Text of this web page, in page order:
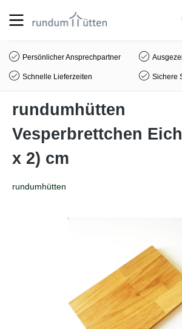
springen
Persönlicher Ansprechpartner
Schnelle Lieferzeiten Sichere
rundumhütten
Vesperbrettchen
x 2) cm
rundumhütten